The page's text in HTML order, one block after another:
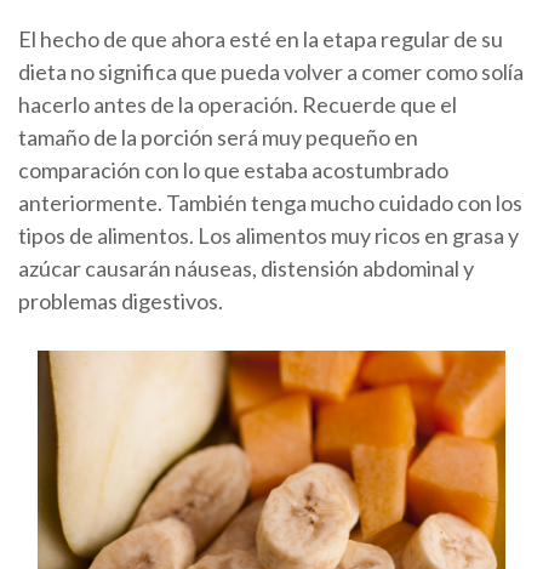
El hecho de que ahora esté en la etapa regular de su
dieta no significa que pueda volver a comer como solía
hacerlo antes de la operación. Recuerde que el
tamaño de la porción será muy pequeño en
comparación con lo que estaba acostumbrado
anteriormente. También tenga mucho cuidado con los
tipos de alimentos. Los alimentos muy ricos en grasa y
azúcar causarán náuseas, distensión abdominal y
problemas digestivos.